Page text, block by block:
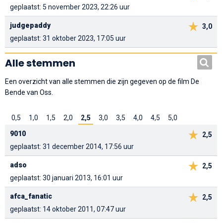
geplaatst: 5 november 2023, 22:26 uur
3,0
judgepaddy
geplaatst: 31 oktober 2023, 17:05 uur
Alle stemmen
Een overzicht van alle stemmen die zijn gegeven op de film De
Bende van Oss.
0,5 1,0 1,5 2,0 2,5 3,0 3,5 4,0 4,5 5,0
2,5
9010
geplaatst: 31 december 2014, 17:56 uur
2,5
adso
geplaatst: 30 januari 2013, 16:01 uur
2,5
afca_fanatic
geplaatst: 14 oktober 2011, 07:47 uur